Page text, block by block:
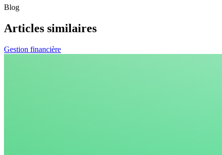
Blog
Articles similaires
Gestion financière